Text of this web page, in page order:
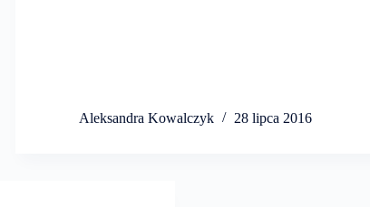
Aleksandra Kowalczyk 28 lipca 2016